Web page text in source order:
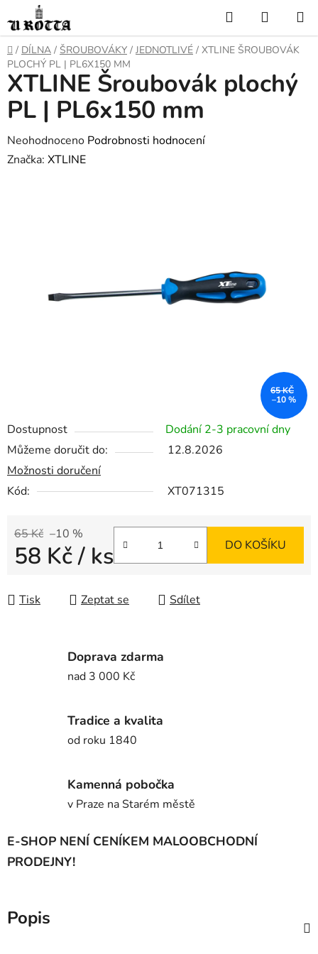
na
obsah
Hledat
KOŠÍK
DOMŮ
/ DÍLNA / ŠROUBOVÁKY / JEDNOTLIVÉ / XTLINE ŠROUBOVÁK
PLOCHÝ PL | PL6X150 MM
Dostupnost
Dodání 2-3 pracovní dny
Můžeme doručit do:
12.8.2026
Možnosti doručení
Kód:
XT071315
65 Kč –10 %
58 Kč/ ks DO KOŠÍKU
Tisk Zeptat se Sdílet
XTLINE Šroubovák plochý
PL | PL6x150 mm
Průměrné
hodnocení
Neohodnoceno Podrobnosti hodnocení
Značka: XTLINE
65 KČ
–10 %
Doprava zdarma
nad 3 000 Kč
Tradice a kvalita
od roku 1840
Kamenná pobočka
v Praze na Starém městě
E-SHOP NENÍ CENÍKEM MALOOBCHODNÍ
PRODEJNY!
Popis